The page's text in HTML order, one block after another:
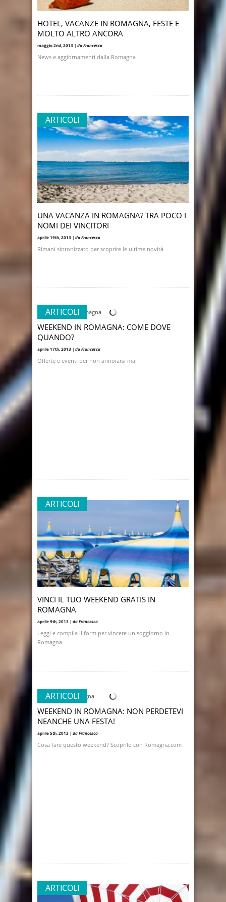
HOTEL, VACANZE IN ROMAGNA, FESTE E
MOLTO ALTRO ANCORA
maggio 2nd, 2013 | da Francesca
News e aggiornamenti dalla Romagna
ARTICOLI
UNA VACANZA IN ROMAGNA? TRA POCO I
NOMI DEI VINCITORI
aprile 19th, 2013 | da Francesca
Rimani sintonizzato per scoprire le ultime novità
ARTICOLI
WEEKEND IN ROMAGNA: COME DOVE
QUANDO?
aprile 17th, 2013 | da Francesca
Offerte e eventi per non annoiarsi mai
ARTICOLI
VINCI IL TUO WEEKEND GRATIS IN
ROMAGNA
aprile 9th, 2013 | da Francesca
Leggi e compila il form per vincere un soggiorno in
Romagna
ARTICOLI
WEEKEND IN ROMAGNA: NON PERDETEVI
NEANCHE UNA FESTA!
aprile 5th, 2013 | da Francesca
Cosa fare questo weekend? Scoprilo con Romagna.com
ARTICOLI